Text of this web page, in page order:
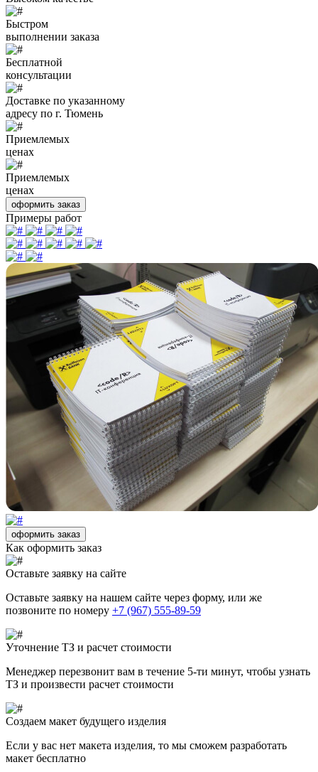
Быстром
выполнении заказа
Бесплатной
консультации
Доставке по указанному
адресу по г. Тюмень
Приемлемых
ценах
Приемлемых
ценах
оформить заказ
Примеры работ
оформить заказ
Как оформить заказ
Оставьте заявку на сайте
Оставьте заявку на нашем сайте через форму, или же
позвоните по номеру +7 (967) 555-89-59
Уточнение ТЗ и расчет стоимости
Менеджер перезвонит вам в течение 5-ти минут, чтобы узнать
ТЗ и произвести расчет стоимости
Создаем макет будущего изделия
Если у вас нет макета изделия, то мы сможем разработать
макет бесплатно